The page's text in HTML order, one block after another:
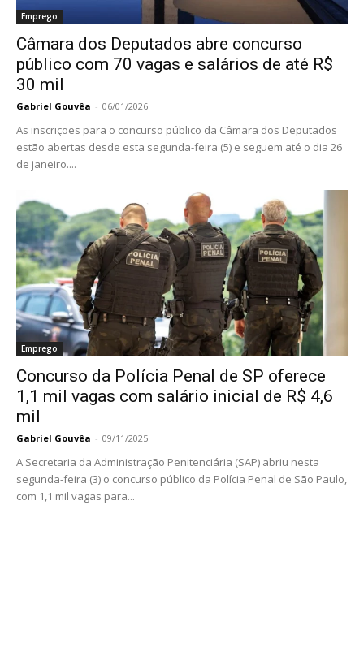
Emprego
Câmara dos Deputados abre concurso
público com 70 vagas e salários de até R$
30 mil
Gabriel Gouvêa - 06/01/2026
As inscrições para o concurso público da Câmara dos Deputados
estão abertas desde esta segunda-feira (5) e seguem até o dia 26
de janeiro....
Emprego
Concurso da Polícia Penal de SP oferece
1,1 mil vagas com salário inicial de R$ 4,6
mil
Gabriel Gouvêa - 09/11/2025
A Secretaria da Administração Penitenciária (SAP) abriu nesta
segunda-feira (3) o concurso público da Polícia Penal de São Paulo,
com 1,1 mil vagas para...